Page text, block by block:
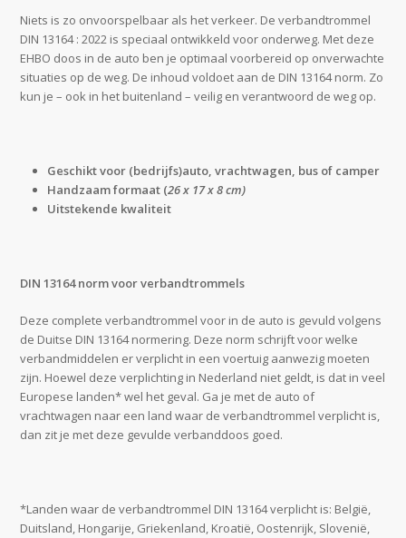
Niets is zo onvoorspelbaar als het verkeer. De verbandtrommel
DIN 13164 : 2022 is speciaal ontwikkeld voor onderweg. Met deze
EHBO doos in de auto ben je optimaal voorbereid op onverwachte
situaties op de weg. De inhoud voldoet aan de DIN 13164 norm. Zo
kun je – ook in het buitenland – veilig en verantwoord de weg op.
Geschikt voor (bedrijfs)auto, vrachtwagen, bus of camper
Handzaam formaat (26 x 17 x 8 cm)
Uitstekende kwaliteit
DIN 13164 norm voor verbandtrommels
Deze complete verbandtrommel voor in de auto is gevuld volgens
de Duitse DIN 13164 normering. Deze norm schrijft voor welke
verbandmiddelen er verplicht in een voertuig aanwezig moeten
zijn. Hoewel deze verplichting in Nederland niet geldt, is dat in veel
Europese landen* wel het geval. Ga je met de auto of
vrachtwagen naar een land waar de verbandtrommel verplicht is,
dan zit je met deze gevulde verbanddoos goed.
*Landen waar de verbandtrommel DIN 13164 verplicht is: België,
Duitsland, Hongarije, Griekenland, Kroatië, Oostenrijk, Slovenië,